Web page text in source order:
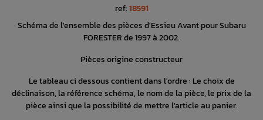
ref:18591
Schéma de l'ensemble des pièces d'Essieu Avant pour Subaru
FORESTER de 1997 à 2002.
Pièces origine constructeur
Le tableau ci dessous contient dans l'ordre : Le choix de
déclinaison, la référence schéma, le nom de la pièce, le prix de la
pièce ainsi que la possibilité de mettre l'article au panier.